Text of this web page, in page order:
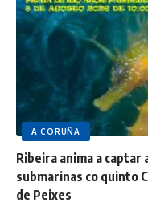
A CORUÑA
Ribeira anima a
submarinas co quinto
de Peixes